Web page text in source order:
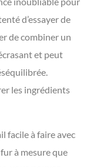
d’essayer de
de combiner un
et peut
les ingrédients
facile à faire avec
à mesure que